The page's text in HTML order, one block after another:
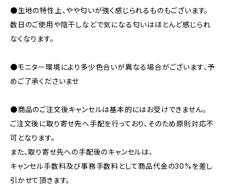
●生地の特性上、やや匂いが強く感じられるものもございます。
数日のご使用や陰干しなどで気になる匂いはほとんど感じられ
なくなります。
●モニター環境により多少色合いが異なる場合がございます、予
めご了承くださいませ
●商品のご注文後キャンセルは基本的にはお受けできません。
ご注文後に取り寄せ先へ手配を行っており、そのため原則対応不
可となります。
また、取り寄せ先への手配後のキャンセルは、
キャンセル手数料及び事務手数料として商品代金の30%を差し
引かせて頂きます。